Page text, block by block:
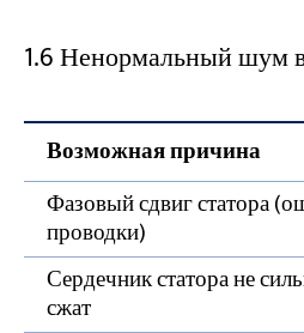
1.6 Ненормальный шум
Возможная причина
Фазовый сдвиг статора
проводки)
Сердечник статора не
сжат